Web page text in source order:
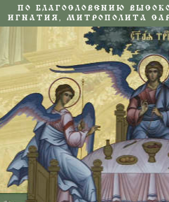
ПО БЛАГОСЛОВЕНИЮ
ИГНАТИЯ, МИТРОПОЛИТА